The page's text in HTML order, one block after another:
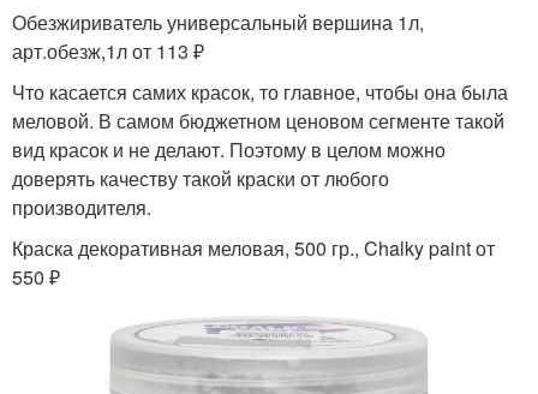
Обезжириватель универсальный вершина 1л,
арт.обезж,1л от 113 ₽
Что касается самих красок, то главное, чтобы она была
меловой. В самом бюджетном ценовом сегменте такой
вид красок и не делают. Поэтому в целом можно
доверять качеству такой краски от любого
производителя.
Краска декоративная меловая, 500 гр., Chalky paint от
550 ₽